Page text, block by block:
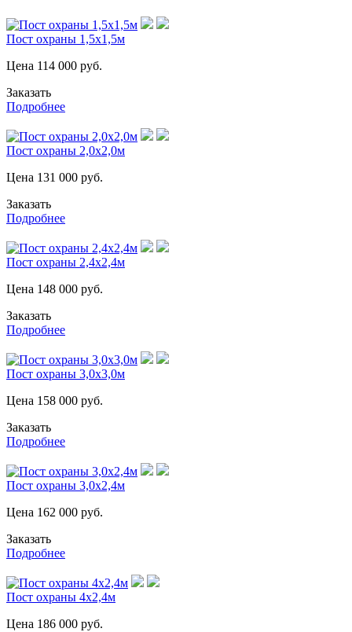
Пост охраны 1,5х1,5м
Цена 114 000 руб.
Заказать
Подробнее
Пост охраны 2,0х2,0м
Цена 131 000 руб.
Заказать
Подробнее
Пост охраны 2,4х2,4м
Цена 148 000 руб.
Заказать
Подробнее
Пост охраны 3,0х3,0м
Цена 158 000 руб.
Заказать
Подробнее
Пост охраны 3,0х2,4м
Цена 162 000 руб.
Заказать
Подробнее
Пост охраны 4х2,4м
Цена 186 000 руб.